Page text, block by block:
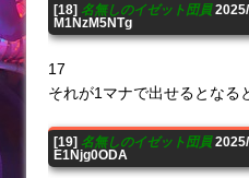
[18] 名無しのイゼット団員2025/
M1NzM5NTg
17
それが1マナで出せるとなる
[19] 名無しのイゼット団員2025/
E1Njg0ODA